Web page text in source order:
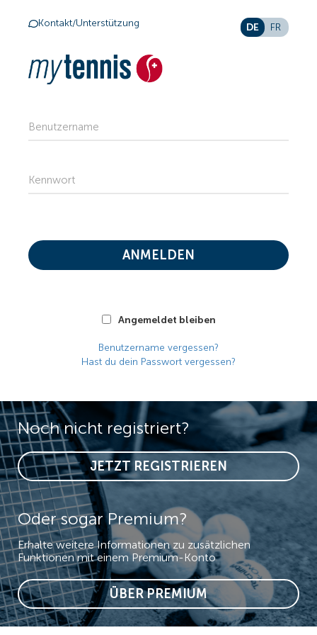
Noch nicht registriert?
JETZT REGISTRIEREN
Oder sogar Premium?
Erhalte weitere Informationen zu zusätzlichen
Funktionen mit einem Premium-Konto
ÜBER PREMIUM
Kontakt/Unterstützung DE FR
Benutzername
Kennwort
Angemeldet bleiben
ANMELDEN
Benutzername vergessen?
Hast du dein Passwort vergessen?